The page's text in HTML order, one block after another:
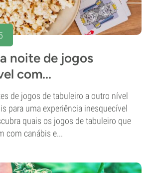
noite de jogos
com...
de jogos de tabuleiro a outro nível
para uma experiência inesquecível
quais os jogos de tabuleiro que
com canábis e...